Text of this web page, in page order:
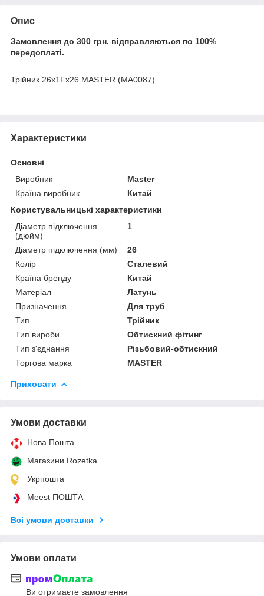
Опис
Замовлення до 300 грн. відправляються по 100%
передоплаті.
Трійник 26x1Fx26 MASTER (MA0087)
Характеристики
Основні
Виробник
Master
Країна виробник
Китай
Користувальницькі характеристики
Діаметр підключення
(дюйм)
1
Діаметр підключення (мм)
26
Колір
Сталевий
Країна бренду
Китай
Матеріал
Латунь
Призначення
Для труб
Тип
Трійник
Тип вироби
Обтискний фітинг
Тип з'єднання
Різьбовий-обтискний
Торгова марка
MASTER
Приховати
Умови доставки
Нова Пошта
Магазини Rozetka
Укрпошта
Meest ПОШТА
Всі умови доставки
Умови оплати
Ви отримаєте замовлення